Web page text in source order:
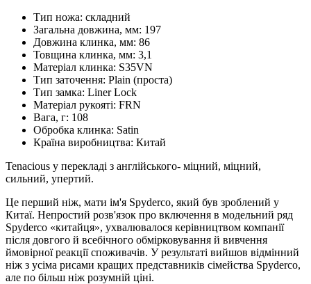
Тип ножа: складний
Загальна довжина, мм: 197
Довжина клинка, мм: 86
Товщина клинка, мм: 3,1
Матеріал клинка: S35VN
Тип заточення: Plain (проста)
Тип замка: Liner Lock
Матеріал рукояті: FRN
Вага, г: 108
Обробка клинка: Satin
Країна виробництва: Китай
Tenacious у перекладі з англійського- міцний, міцний,
сильний, упертий.
Це перший ніж, мати ім'я Spyderco, який був зроблений у
Китаї. Непростий розв'язок про включення в модельний ряд
Spyderco «китайця», ухвалювалося керівництвом компанії
після довгого й всебічного обмірковування й вивчення
ймовірної реакції споживачів. У результаті вийшов відмінний
ніж з усіма рисами кращих представників сімейства Spyderco,
але по більш ніж розумній ціні.